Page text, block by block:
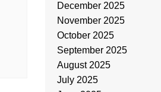
December 2025
November 2025
October 2025
September 2025
August 2025
July 2025